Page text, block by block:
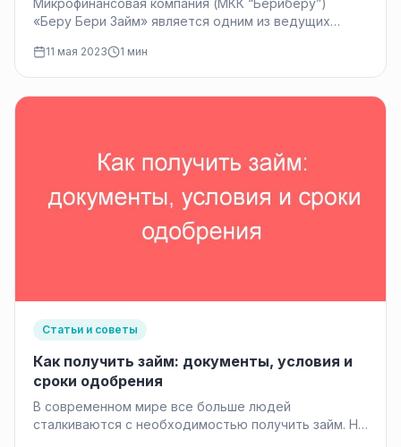
Микрофинансовая компания (МКК “Бериберу”)
«Беру Бери Займ» является одним из ведущих
предоставляет…
11 мая 2023 1 мин
Статьи и советы
Как получить займ: документы, условия и
сроки одобрения
В современном мире все больше людей
сталкиваются с необходимостью получить займ. Но